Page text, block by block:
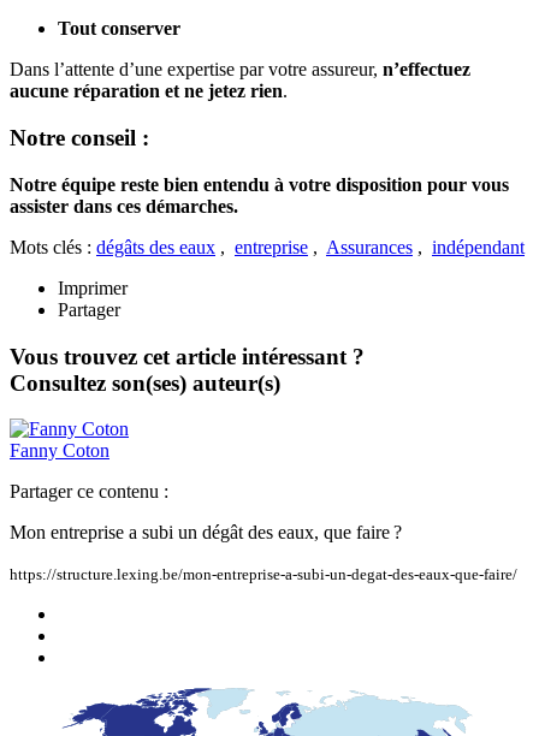
Tout conserver
Dans l’attente d’une expertise par votre assureur, n’effectuez
aucune réparation et ne jetez rien.
Notre conseil :
Notre équipe reste bien entendu à votre disposition pour vous
assister dans ces démarches.
Mots clés : dégâts des eaux , entreprise , Assurances , indépendant
Imprimer
Partager
Vous trouvez cet article intéressant ?
Consultez son(ses) auteur(s)
Fanny Coton
Partager ce contenu :
Mon entreprise a subi un dégât des eaux, que faire ?
https://structure.lexing.be/mon-entreprise-a-subi-un-degat-des-eaux-que-faire/